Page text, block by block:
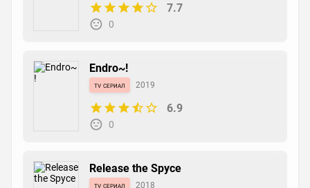
PuiPui!
новелла
0
7.7
0
Endro~!
tv сериал 2019
6.9
0
Release the Spyce
tv сериал 2018